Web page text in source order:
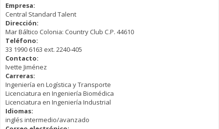
Empresa:
Central Standard Talent
Dirección:
Mar Báltico Colonia: Country Club C.P. 44610
Teléfono:
33 1990 6163 ext. 2240-405
Contacto:
Ivette Jiménez
Carreras:
Ingeniería en Logística y Transporte
Licenciatura en Ingeniería Biomédica
Licenciatura en Ingeniería Industrial
Idiomas:
inglés intermedio/avanzado